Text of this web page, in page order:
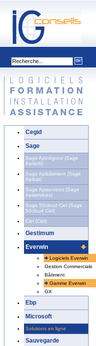
Cegid
Sage
Sage Apinégoce (Sage
Apisoft)
Sage Apibâtiment (Sage
Apibat)
Sage Apiservices (Sage
Apiservices)
Sage 50cloud Ciel (Sage
50cloud Ciel)
Ciel (Ciel)
Gestimum
Everwin
Logiciels Everwin
Gestion Commerciale
Bâtiment
Gamme Everwin
GX
Ebp
Microsoft
Solutions en ligne
Sauvegarde